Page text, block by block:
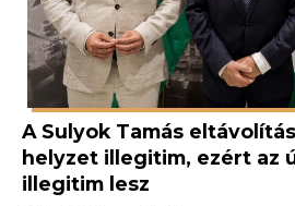
A Sulyok Tamás
helyzet illegitim, ezért az
illegitim lesz